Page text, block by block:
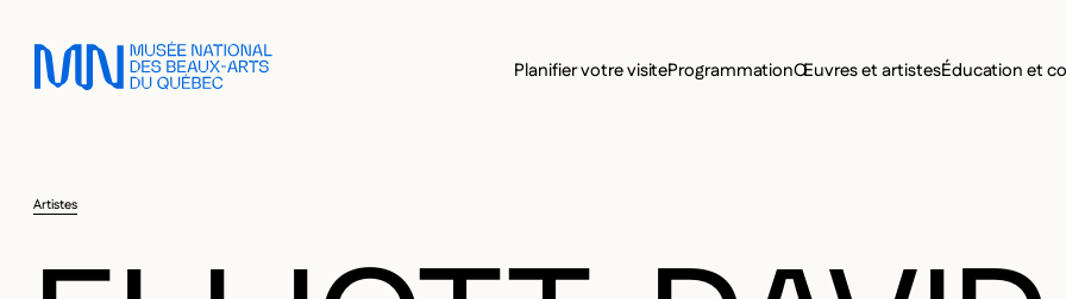
MENU
Planifier votre visiteProgrammationŒuvres et artistesÉducation et
MENU
Artistes